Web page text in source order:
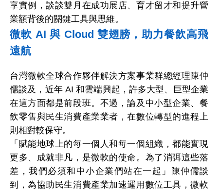
享實例，談談雙月在成功展店、育才留才和提升營
業額背後的關鍵工具與思維。
微軟 AI 與 Cloud 雙翅膀，助力餐飲高飛
遠航
台灣微軟全球合作夥伴解決方案事業群總經理陳仲
儒談及，近年 AI 和雲端興起，許多大型、巨型企業
在這方面都是前段班。不過，論及中小型企業、餐
飲零售與民生消費產業業者，在數位轉型的進程上
則相對較保守。
「賦能地球上的每一個人和每一個組織，都能實現
更多、成就非凡，是微軟的使命。為了消弭這些落
差，我們必須和中小企業們站在一起」陳仲儒談
到，為協助民生消費產業加速運用數位工具，微軟